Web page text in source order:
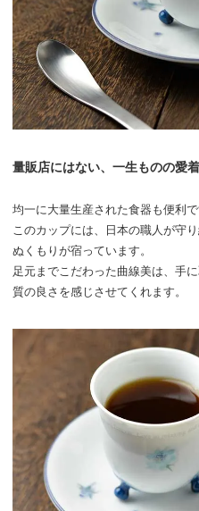
量販店にはない、 一生ものの愛着
均一に大量生産された食器も便利で
このカップには、日本の職人が守
ぬくもりが宿っています。
足元までこだわった曲線美は、 手
質の良さを感じさせてくれます。